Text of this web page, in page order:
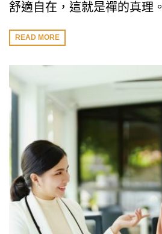
舒適自在，這就是禪的真理。
READ MORE